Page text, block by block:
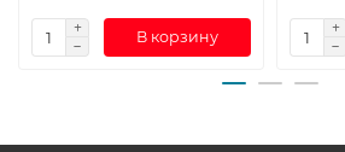
В корзину